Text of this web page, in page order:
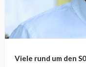
Viele rund um den